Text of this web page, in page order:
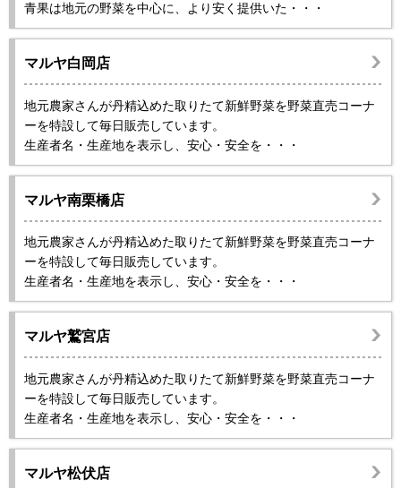
青果は地元の野菜を中心に、より安く提供いた・・・
マルヤ白岡店
地元農家さんが丹精込めた取りたて新鮮野菜を野菜直売コーナ
ーを特設して毎日販売しています。
生産者名・生産地を表示し、安心・安全を・・・
マルヤ南栗橋店
地元農家さんが丹精込めた取りたて新鮮野菜を野菜直売コーナ
ーを特設して毎日販売しています。
生産者名・生産地を表示し、安心・安全を・・・
マルヤ鷲宮店
地元農家さんが丹精込めた取りたて新鮮野菜を野菜直売コーナ
ーを特設して毎日販売しています。
生産者名・生産地を表示し、安心・安全を・・・
マルヤ松伏店